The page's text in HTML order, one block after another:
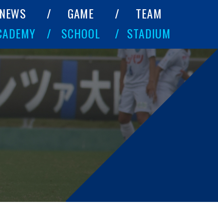
GAME
TEAM
SCHOOL STADIUM